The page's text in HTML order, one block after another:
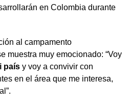
en Colombia durante
al campamento
muestra muy emocionado: “Voy
país y voy a convivir con
en el área que me interesa,